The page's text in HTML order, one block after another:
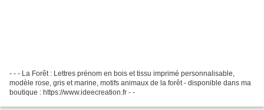
- - - La Forêt : Lettres prénom en bois et tissu imprimé personnalisable,
modèle rose, gris et marine, motifs animaux de la forêt - disponible dans ma
boutique : https://www.ideecreation.fr - -